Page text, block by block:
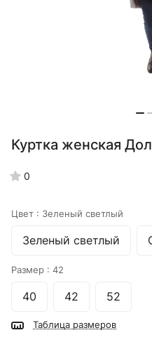
Куртка женская
0
Цвет : Зеленый светлый
Зеленый светлый
Размер : 42
40 42 52
Таблица размеров